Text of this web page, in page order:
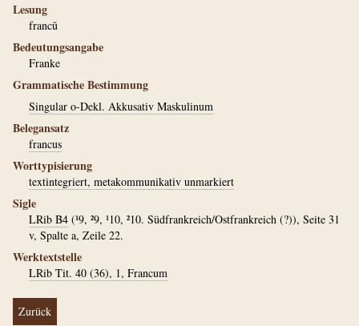
Lesung
francũ
Bedeutungsangabe
Franke
Grammatische Bestimmung
Singular o-Dekl. Akkusativ Maskulinum
Belegansatz
francus
Worttypisierung
textintegriert, metakommunikativ unmarkiert
Sigle
LRib B4 (¹9, ²9, ¹10, ²10. Südfrankreich/Ostfrankreich (?)), Seite 31
v, Spalte a, Zeile 22.
Werktextstelle
LRib Tit. 40 (36), 1, Francum
Zurück